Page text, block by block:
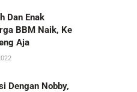
Dan Enak
BBM Naik, Ke
Aja
Dengan Nobby,